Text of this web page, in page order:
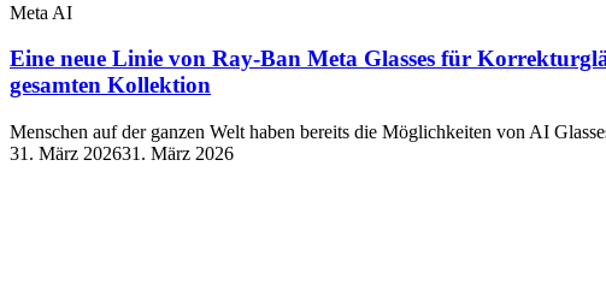
Meta AI
Eine neue Linie von Ray-Ban Meta Glasses für
gesamten Kollektion
Menschen auf der ganzen Welt haben bereits die Möglichkeiten von AI
31. März 202631. März 2026